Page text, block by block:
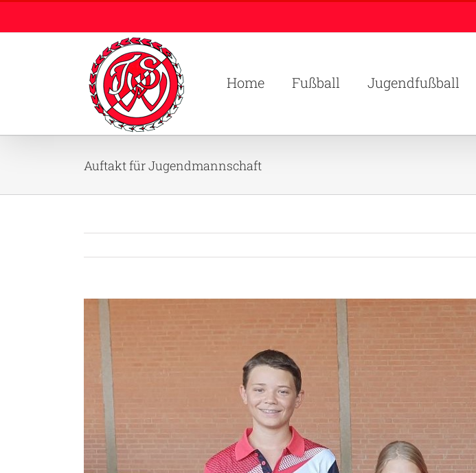
Inhalt
Home Fußball Jugendfußball
Auftakt für Jugendmannschaft
Zeige
grösseres